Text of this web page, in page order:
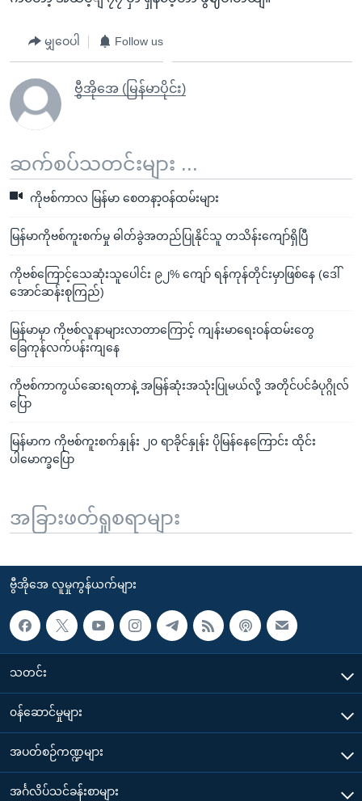
မျှဝေပါ Follow us
ဗွီအိုအေ (မြန်မာပိုင်း)
ဆက်စပ်သတင်းများ ...
ကိုဗစ်ကာလ မြန်မာ စေတနာ့ဝန်ထမ်းများ
မြန်မာကိုဗစ်ကူးစက်မှု ဓါတ်ခွဲအတည်ပြုနိုင်သူ တသိန်းကျော်ရှိပြီ
ကိုဗစ်ကြောင့်သေဆုံးသူပေါင်း ၉၂% ကျော် ရန်ကုန်တိုင်းမှာဖြစ်နေ (ဒေါ်
အောင်ဆန်းစုကြည်)
မြန်မာမှာ ကိုဗစ်လူနာများလာတာကြောင့် ကျန်းမာရေးဝန်ထမ်းတွေ
ခြေကုန်လက်ပန်းကျနေ
ကိုဗစ်ကာကွယ်ဆေးရတာနဲ့ အမြန်ဆုံးအသုံးပြုမယ်လို့ အတိုင်ပင်ခံပုဂ္ဂိုလ်
ပြော
မြန်မာက ကိုဗစ်ကူးစက်နှုန်း ၂၀ ရာခိုင်နှုန်း ပိုမြန်နေကြောင်း ထိုင်း
ပါမောက္ခပြော
အခြားဖတ်ရှုစရာများ
ဗွီအိုအေ လူမှုကွန်ယက်များ
သတင်း
၀န်ဆောင်မှုများ
အပတ်စဉ်ကဏ္ဍများ
အင်္ဂလိပ်သင်ခန်းစာများ